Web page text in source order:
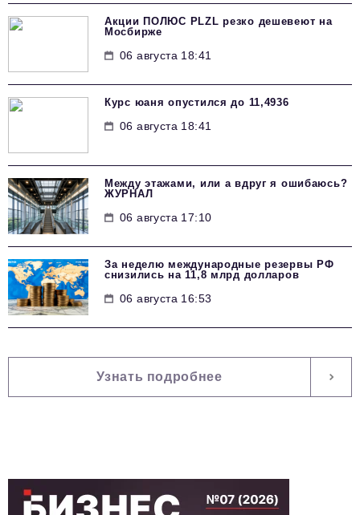
Акции ПОЛЮС PLZL резко дешевеют на
Мосбирже
06 августа 18:41
Курс юаня опустился до 11,4936
06 августа 18:41
Между этажами, или а вдруг я ошибаюсь?
ЖУРНАЛ
06 августа 17:10
За неделю международные резервы РФ
снизились на 11,8 млрд долларов
06 августа 16:53
Узнать подробнее